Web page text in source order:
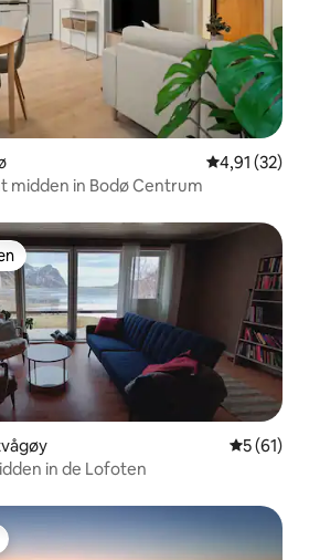
Gemiddelde
4,91 (32)
midden in Bodø Centrum
5 (61)
in de Lofoten